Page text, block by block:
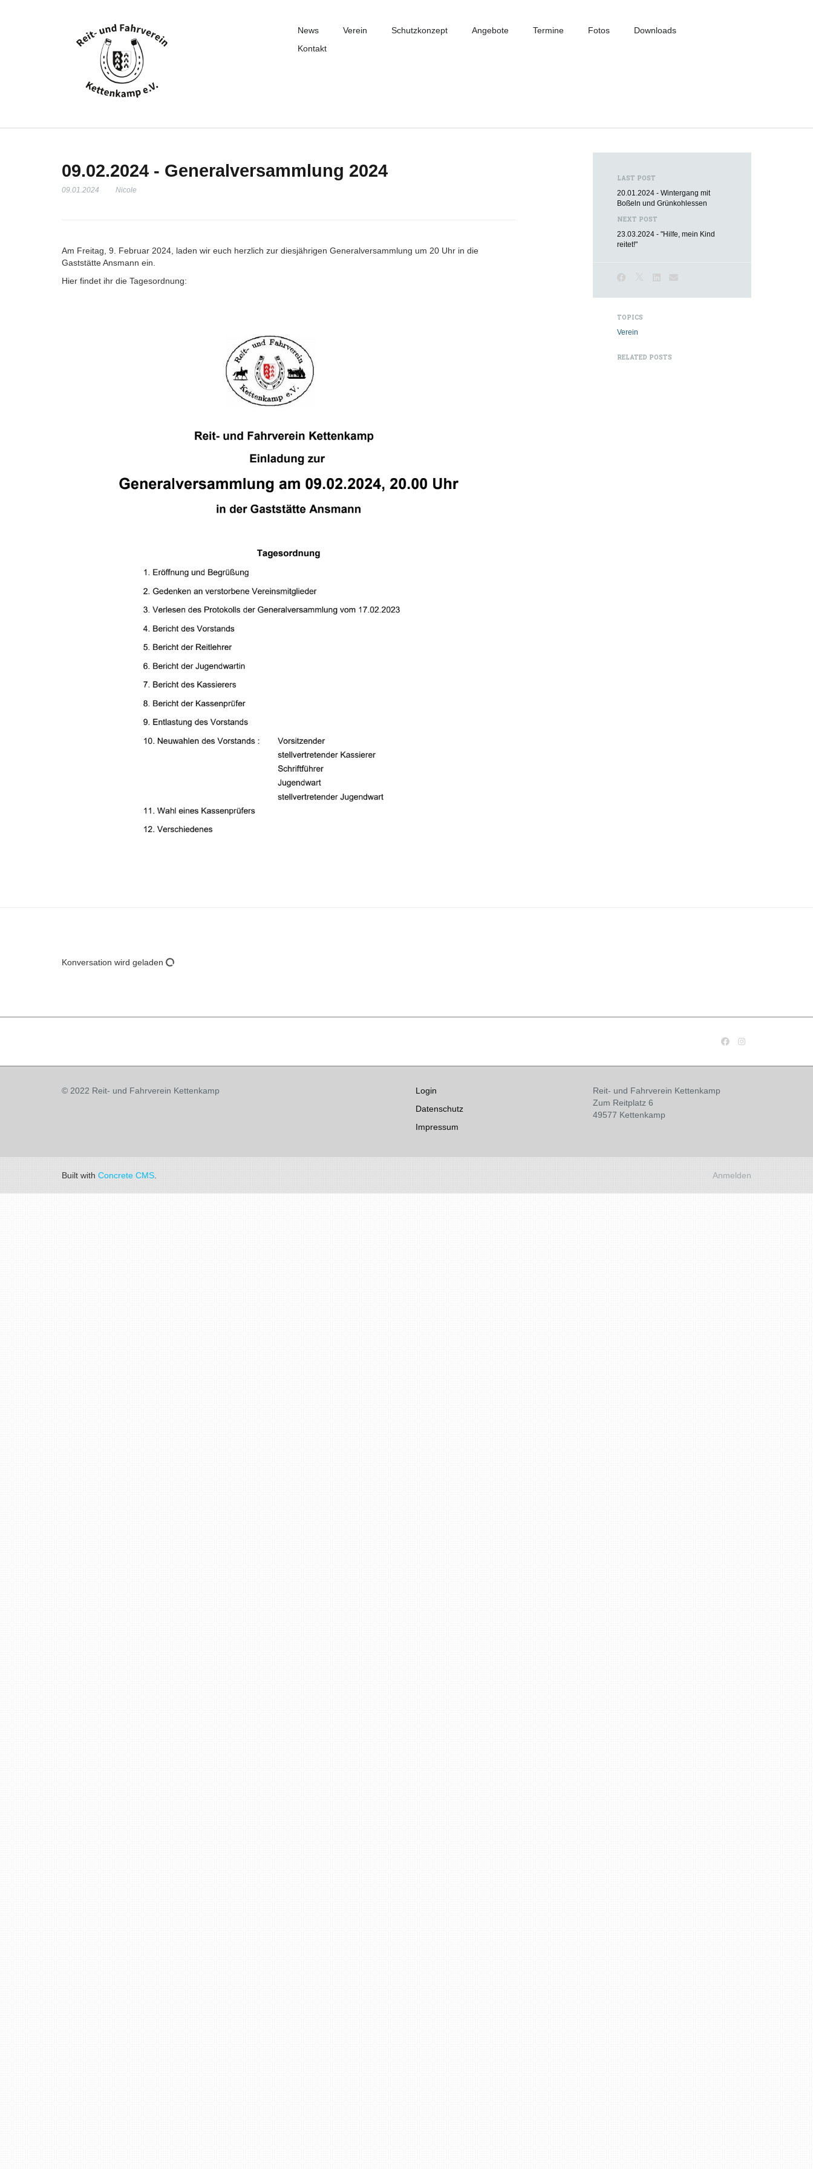
News Verein Schutzkonzept Angebote Termine Fotos
Downloads
Kontakt
09.02.2024 - Generalversammlung 2024
09.01.2024 Nicole
Am Freitag, 9. Februar 2024, laden wir euch herzlich zur diesjährigen Generalversammlung um 20 Uhr in die
Gaststätte Ansmann ein.
Hier findet ihr die Tagesordnung:
LAST POST
20.01.2024 - Wintergang mit
Boßeln und Grünkohlessen
NEXT POST
23.03.2024 - "Hilfe, mein Kind
reitet!"
TOPICS
Verein
RELATED POSTS
Konversation wird geladen
© 2022 Reit- und Fahrverein Kettenkamp
Login
Datenschutz
Impressum
Reit- und Fahrverein Kettenkamp
Zum Reitplatz 6
49577 Kettenkamp
Built with Concrete CMS Anmelden